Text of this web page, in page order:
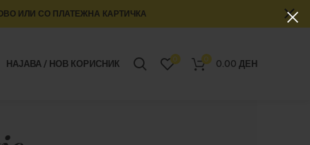
НАЈАВА / НОВ КОРИСНИК 0 0 0.00 ДЕН
ИЛИ СО ПЛАТЕЖНА КАРТИЧКА